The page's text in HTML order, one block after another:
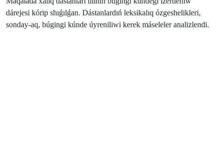
dárejesi kórip shıǵılǵan. Dástanlardıń leksikalıq ózgeshelikleri,
sonday-aq, búgingi kúnde úyreniliwi kerek máseleler analizlendi.